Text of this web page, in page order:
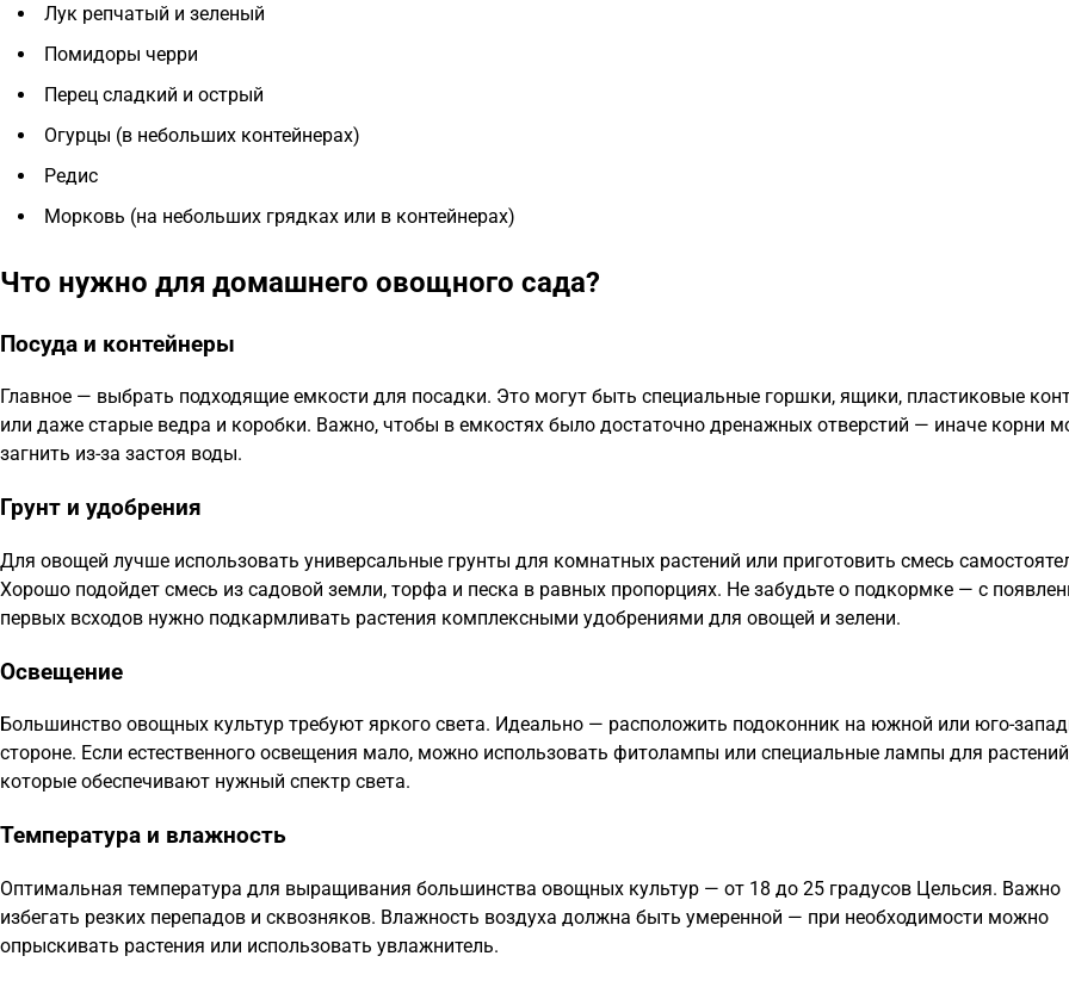
Лук репчатый и зеленый
Помидоры черри
Перец сладкий и острый
Огурцы (в небольших контейнерах)
Редис
Морковь (на небольших грядках или в контейнерах)
Что нужно для домашнего овощного сада?
Посуда и контейнеры
Главное — выбрать подходящие емкости для посадки. Это могут быть специальные горшки, ящики, пластиковые
или даже старые ведра и коробки. Важно, чтобы в емкостях было достаточно дренажных отверстий — иначе корни
загнить из-за застоя воды.
Грунт и удобрения
Для овощей лучше использовать универсальные грунты для комнатных растений или приготовить смесь
Хорошо подойдет смесь из садовой земли, торфа и песка в равных пропорциях. Не забудьте о подкормке — с
первых всходов нужно подкармливать растения комплексными удобрениями для овощей и зелени.
Освещение
Большинство овощных культур требуют яркого света. Идеально — расположить подоконник на южной или юго-
стороне. Если естественного освещения мало, можно использовать фитолампы или специальные лампы для
которые обеспечивают нужный спектр света.
Температура и влажность
Оптимальная температура для выращивания большинства овощных культур — от 18 до 25 градусов Цельсия. Важно
избегать резких перепадов и сквозняков. Влажность воздуха должна быть умеренной — при необходимости можно
опрыскивать растения или использовать увлажнитель.